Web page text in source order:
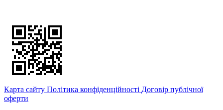
Карта сайту Політика конфіденційності Договір публічної
оферти